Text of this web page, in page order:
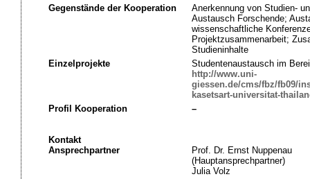
Gegenstände der Kooperation
Anerkennung von Studien-
Austausch Forschende;
wissenschaftliche
Projektzusammenarbeit;
Studieninhalte
Einzelprojekte
Studentenaustausch im
http://www.uni-
giessen.de/cms/fbz/fb09/
kasetsart-universitat-
Profil Kooperation
–
Kontakt
Ansprechpartner
Prof. Dr. Ernst Nuppenau
(Hauptansprechpartner)
Julia Volz